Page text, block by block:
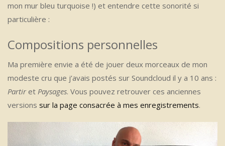
mon mur bleu turquoise !) et entendre cette sonorité si
particulière :
Compositions personnelles
Ma première envie a été de jouer deux morceaux de mon
modeste cru que j’avais postés sur Soundcloud il y a 10 ans :
Partiret Paysages. Vous pouvez retrouver ces anciennes
versions sur la page consacrée à mes enregistrements.